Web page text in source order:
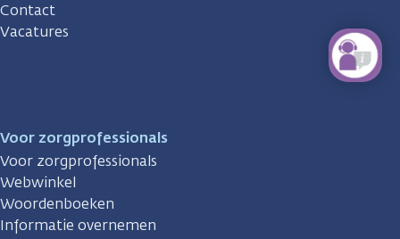
Contact
Vacatures
Voor zorgprofessionals
Voor zorgprofessionals
Webwinkel
Woordenboeken
Informatie overnemen